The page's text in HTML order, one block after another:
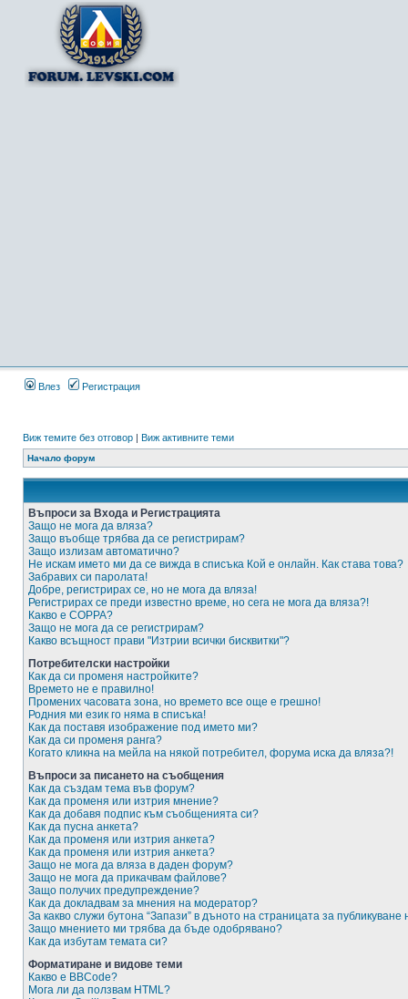
Влез Регистрация
Виж темите без отговор | Виж активните теми
Начало форум
Въпроси за Входа и Регистрацията
Защо не мога да вляза?
Защо въобще трябва да се регистрирам?
Защо излизам автоматично?
Не искам името ми да се вижда в списъка Кой е онлайн. Как става това?
Забравих си паролата!
Добре, регистрирах се, но не мога да вляза!
Регистрирах се преди известно време, но сега не мога да вляза?!
Какво е COPPA?
Защо не мога да се регистрирам?
Какво всъщност прави "Изтрии всички бисквитки"?
Потребителски настройки
Как да си променя настройките?
Времето не е правилно!
Промених часовата зона, но времето все още е грешно!
Родния ми език го няма в списъка!
Как да поставя изображение под името ми?
Как да си променя ранга?
Когато кликна на мейла на някой потребител, форума иска да вляза?!
Въпроси за писането на съобщения
Как да създам тема във форум?
Как да променя или изтрия мнение?
Как да добавя подпис към съобщенията си?
Как да пусна анкета?
Как да променя или изтрия анкета?
Как да променя или изтрия анкета?
Защо не мога да вляза в даден форум?
Защо не мога да прикачвам файлове?
Защо получих предупреждение?
Как да докладвам за мнения на модератор?
За какво служи бутона “Запази” в дъното на страницата за
Защо мнението ми трябва да бъде одобрявано?
Как да избутам темата си?
Форматиране и видове теми
Какво е BBCode?
Мога ли да ползвам HTML?